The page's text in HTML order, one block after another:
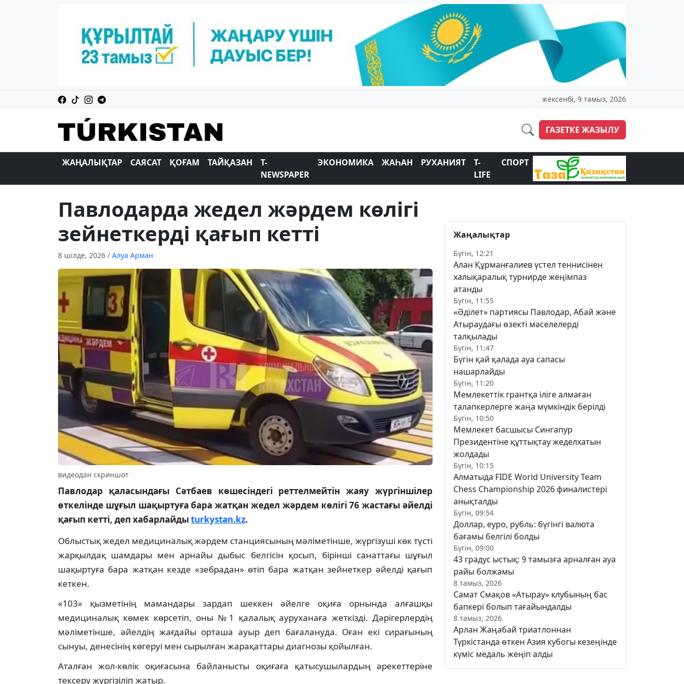
жексенбі, 9 тамыз, 2026
ГАЗЕТКЕ ЖАЗЫЛУ
ЖАҢАЛЫҚТАР САЯСАТ ҚОҒАМ ТАЙҚАЗАН
T-
NEWSPAPER
ЭКОНОМИКА ЖАҺАН РУХАНИЯТ
T-
LIFE
СПОРТ
Павлодарда жедел жәрдем көлігі
зейнеткерді қағып кетті
8 шілде, 2026 / Алуа Арман
видеодан скриншот
Павлодар қаласындағы Сәтбаев көшесіндегі реттелмейтін жаяу жүргіншілер
өткелінде шұғыл шақыртуға бара жатқан жедел жәрдем көлігі 76 жастағы әйелді
қағып кетті, деп хабарлайдыturkystan.kz.
Облыстық жедел медициналық жәрдем станциясының мәліметінше, жүргізуші көк түсті
жарқылдақ шамдары мен арнайы дыбыс белгісін қосып, бірінші санаттағы шұғыл
шақыртуға бара жатқан кезде «зебрадан» өтіп бара жатқан зейнеткер әйелді қағып
кеткен.
«103» қызметінің мамандары зардап шеккен әйелге оқиға орнында алғашқы
медициналық көмек көрсетіп, оны №1 қалалық ауруханаға жеткізді. Дәрігерлердің
мәліметінше, әйелдің жағдайы орташа ауыр деп бағалануда. Оған екі сирағының
сынуы, денесінің көгеруі мен сырылған жарақаттары диагнозы қойылған.
Аталған жол-көлік оқиғасына байланысты оқиғаға қатысушылардың әрекеттеріне
тексеру жүргізіліп жатыр.
Жаңалықтар
Бүгін, 12:21
Алан Құрманғалиев үстел теннисінен
халықаралық турнирде жеңімпаз
атанды
Бүгін, 11:55
«Әділет» партиясы Павлодар, Абай және
Атыраудағы өзекті мәселелерді
талқылады
Бүгін, 11:47
Бүгін қай қалада ауа сапасы
нашарлайды
Бүгін, 11:20
Мемлекеттік грантқа іліге алмаған
талапкерлерге жаңа мүмкіндік берілді
Бүгін, 10:50
Мемлекет басшысы Сингапур
Президентіне құттықтау жеделхатын
жолдады
Бүгін, 10:15
Алматыда FIDE World University Team
Chess Championship 2026 финалистері
анықталды
Бүгін, 09:54
Доллар, еуро, рубль: бүгінгі валюта
бағамы белгілі болды
Бүгін, 09:00
43 градус ыстық: 9 тамызға арналған ауа
райы болжамы
8 тамыз, 2026
Самат Смақов «Атырау» клубының бас
бапкері болып тағайындалды
8 тамыз, 2026
Арлан Жаңабай триатлоннан
Түркістанда өткен Азия кубогы кезеңінде
күміс медаль жеңіп алды